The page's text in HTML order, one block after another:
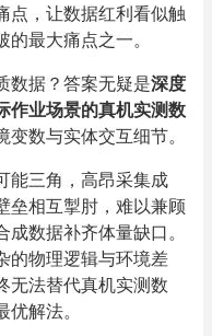
点，让数据红利看似触
最大痛点之一。
数据？答案无疑是深度
作业场景的真机实测数
数与实体交互细节。
能三角，高昂采集成
垒相互掣肘，难以兼顾
数据补齐体量缺口。
的物理逻辑与环境差
无法替代真机实测数
解法。